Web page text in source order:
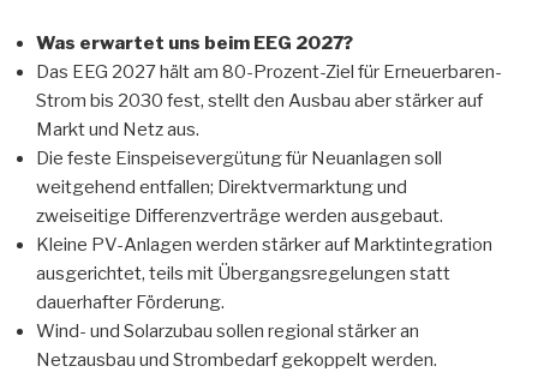
Was erwartet uns beim EEG 2027?
Das EEG 2027 hält am 80-Prozent-Ziel für Erneuerbaren-
Strom bis 2030 fest, stellt den Ausbau aber stärker auf
Markt und Netz aus.
Die feste Einspeisevergütung für Neuanlagen soll
weitgehend entfallen; Direktvermarktung und
zweiseitige Differenzverträge werden ausgebaut.
Kleine PV-Anlagen werden stärker auf Marktintegration
ausgerichtet, teils mit Übergangsregelungen statt
dauerhafter Förderung.
Wind- und Solarzubau sollen regional stärker an
Netzausbau und Strombedarf gekoppelt werden.